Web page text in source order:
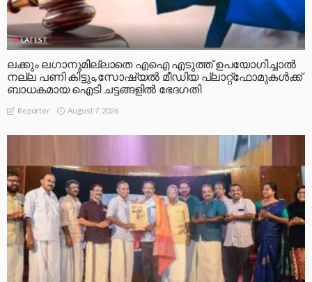
LATEST
ലക്കും ലഗാനുമില്ലാതെ എഐ എടുത്ത് ഉപയോഗിച്ചാല്‍
നല്ല പണി കിട്ടും,സോഷ്യല്‍ മീഡിയ പ്ലാറ്റ്‌ഫോമുകള്‍ക്ക്
ബാധകമായ ഐടി ചട്ടങ്ങളില്‍ ഭേദഗതി
Reporter August 7, 2026